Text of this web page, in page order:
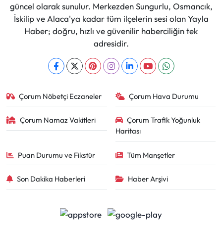
güncel olarak sunulur. Merkezden Sungurlu, Osmancık,
İskilip ve Alaca'ya kadar tüm ilçelerin sesi olan Yayla
Haber; doğru, hızlı ve güvenilir haberciliğin tek
adresidir.
Çorum Nöbetçi Eczaneler Çorum Hava Durumu
Çorum Namaz Vakitleri
Çorum Trafik Yoğunluk
Haritası
Puan Durumu ve Fikstür Tüm Manşetler
Son Dakika Haberleri Haber Arşivi